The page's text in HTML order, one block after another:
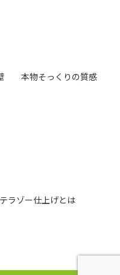
壁 本物そっくりの質感
ラゾー仕上げとは